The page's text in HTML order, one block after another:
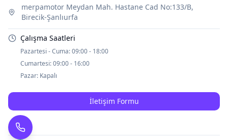
merpamotor Meydan Mah. Hastane Cad No:133/B,
Birecik-Şanlıurfa
Çalışma Saatleri
Pazartesi - Cuma:09:00 - 18:00
Cumartesi:09:00 - 16:00
Pazar: Kapalı
İletişim Formu